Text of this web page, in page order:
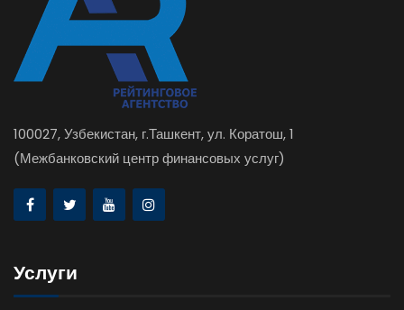
100027, Узбекистан, г.Ташкент, ул. Коратош, 1
(Межбанковский центр финансовых услуг)
Услуги